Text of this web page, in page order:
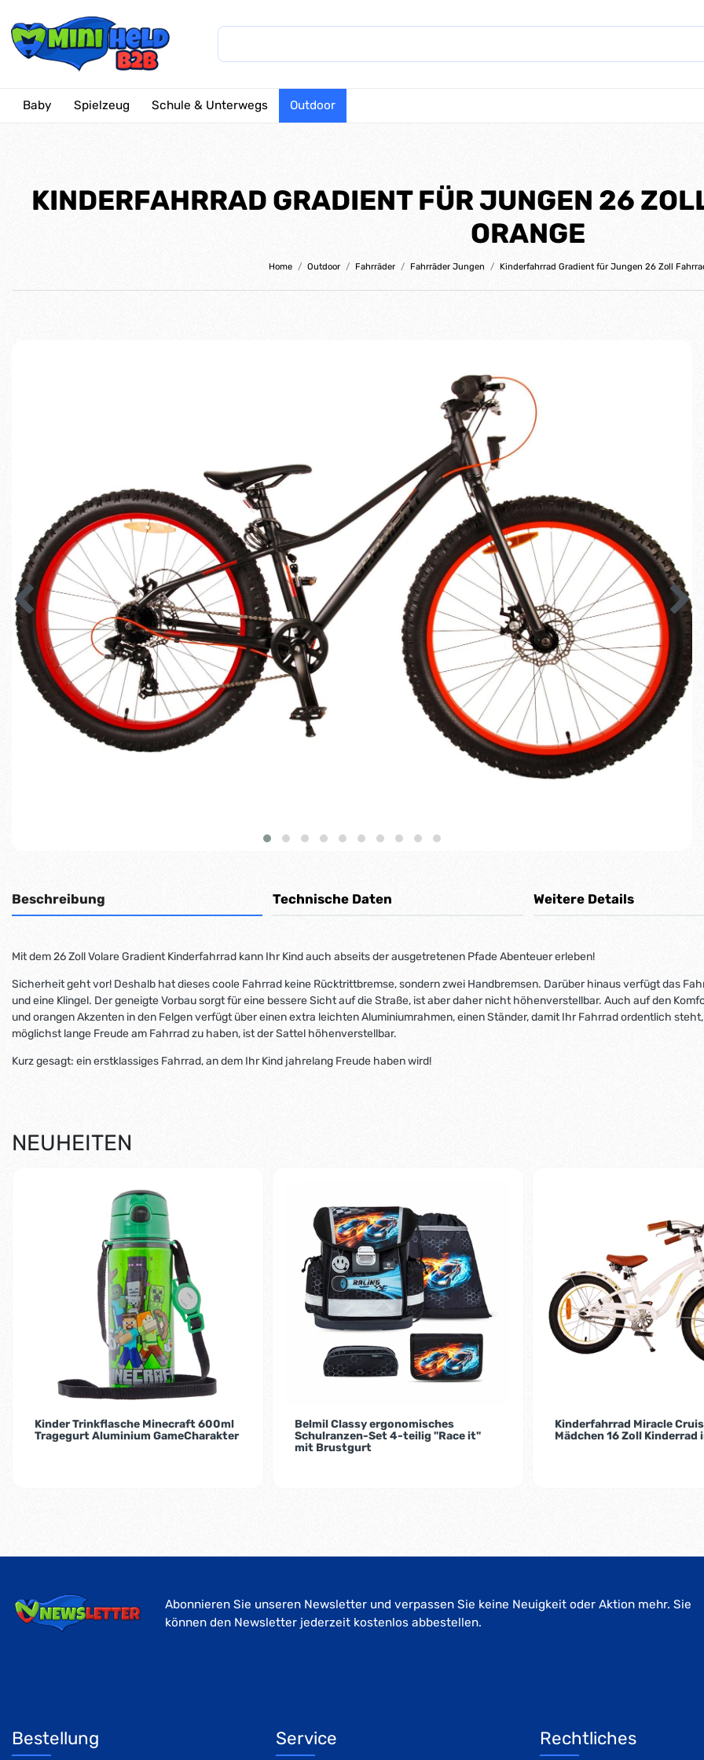
Baby Spielzeug Schule & Unterwegs Outdoor
KINDERFAHRRAD GRADIENT FÜR JUNGEN 26
ORANGE
Home Outdoor Fahrräder Fahrräder Jungen Kinderfahrrad Gradient für Jungen 26 Zoll
Beschreibung Technische Daten Weitere Details
Mit dem 26 Zoll Volare Gradient Kinderfahrrad kann Ihr Kind auch abseits der ausgetretenen Pfade Abenteuer erleben!
Sicherheit geht vor! Deshalb hat dieses coole Fahrrad keine Rücktrittbremse, sondern zwei Handbremsen. Darüber hinaus verfügt das
und eine Klingel. Der geneigte Vorbau sorgt für eine bessere Sicht auf die Straße, ist aber daher nicht höhenverstellbar. Auch auf den
und orangen Akzenten in den Felgen verfügt über einen extra leichten Aluminiumrahmen, einen Ständer, damit Ihr Fahrrad ordentlich
möglichst lange Freude am Fahrrad zu haben, ist der Sattel höhenverstellbar.
Kurz gesagt: ein erstklassiges Fahrrad, an dem Ihr Kind jahrelang Freude haben wird!
NEUHEITEN
Kinder Trinkflasche Minecraft 600ml
Tragegurt Aluminium GameCharakter
Belmil Classy ergonomisches
Schulranzen-Set 4-teilig "Race it"
mit Brustgurt
Kinderfahrrad Miracle
Mädchen 16 Zoll Kinderrad
Abonnieren Sie unseren Newsletter und verpassen Sie keine Neuigkeit oder Aktion mehr. Sie
können den Newsletter jederzeit kostenlos abbestellen.
Bestellung Service Rechtliches